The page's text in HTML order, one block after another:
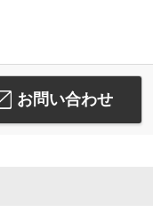
お問い合わせ